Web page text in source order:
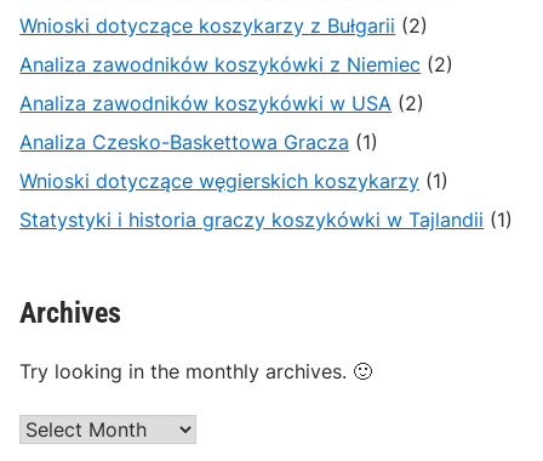
Wnioski dotyczące koszykarzy z Bułgarii (2)
Analiza zawodników koszykówki z Niemiec (2)
Analiza zawodników koszykówki w USA (2)
Analiza Czesko-Baskettowa Gracza (1)
Wnioski dotyczące węgierskich koszykarzy (1)
Statystyki i historia graczy koszykówki w Tajlandii (1)
Archives
Try looking in the monthly archives. 🙂
Archives